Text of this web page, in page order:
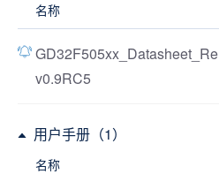
名称
GD32F505xx_Datasheet_Re
v0.9RC5
用户手册（1）
名称